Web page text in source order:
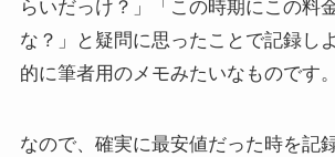
らいだっけ？」「この時期にこの料
な？」と疑問に思ったことで記録し
的に筆者用のメモみたいなものです。
なので、確実に最安値だった時を記